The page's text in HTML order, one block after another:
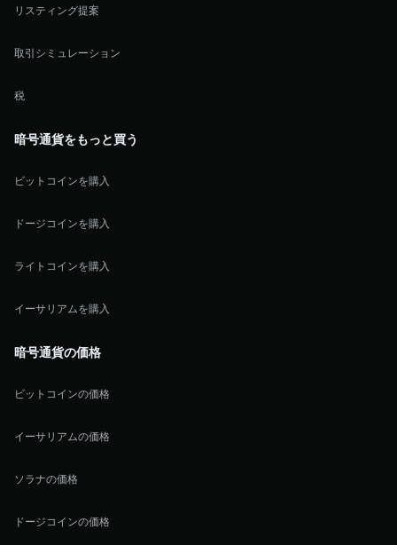
リスティング提案
取引シミュレーション
税
暗号通貨をもっと買う
ビットコインを購入
ドージコインを購入
ライトコインを購入
イーサリアムを購入
暗号通貨の価格
ビットコインの価格
イーサリアムの価格
ソラナの価格
ドージコインの価格